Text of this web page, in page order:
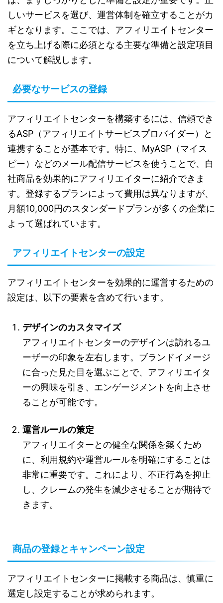
しいサービスを選び、運営体制を確立することがカ
ギとなります。ここでは、アフィリエイトセンター
を立ち上げる際に必須となる主要な準備と設定項目
について解説します。
必要なサービスの登録
アフィリエイトセンターを構築するには、信頼でき
るASP（アフィリエイトサービスプロバイダー）と
連携することが基本です。特に、MyASP（マイス
ピー）などのメール配信サービスを使うことで、自
社商品を効果的にアフィリエイターに紹介できま
す。登録するプランによって費用は異なりますが、
月額10,000円のスタンダードプランが多くの企業に
よって選ばれています。
アフィリエイトセンターの設定
アフィリエイトセンターを効果的に運営するための
設定は、以下の要素を含めて行います。
デザインのカスタマイズ
アフィリエイトセンターのデザインは訪れるユ
ーザーの印象を左右します。ブランドイメージ
に合った見た目を選ぶことで、アフィリエイタ
ーの興味を引き、エンゲージメントを向上させ
ることが可能です。
運営ルールの策定
アフィリエイターとの健全な関係を築くため
に、利用規約や運営ルールを明確にすることは
非常に重要です。これにより、不正行為を抑止
し、クレームの発生を減少させることが期待で
きます。
商品の登録とキャンペーン設定
アフィリエイトセンターに掲載する商品は、慎重に
選定し設定することが求められます。